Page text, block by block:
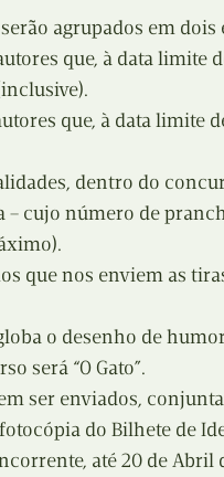
agrupados em dois
que, à data
que, à data limite
dentro do
– cujo número de
que nos enviem as
o desenho de
será “O Gato”.
ser enviados,
do Bilhete de
até 20 de Abril